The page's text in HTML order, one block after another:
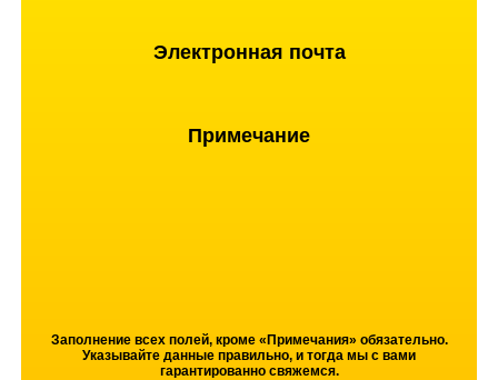
Электронная почта
Примечание
Заполнение всех полей, кроме «Примечания» обязательно.
Указывайте данные правильно, и тогда мы с вами
гарантированно свяжемся.